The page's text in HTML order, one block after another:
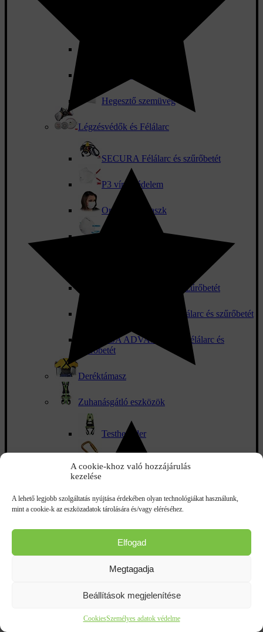
A cookie-khoz való hozzájárulás
kezelése
A lehető legjobb szolgáltatás nyújtása érdekében olyan technológiákat használunk,
mint a cookie-k az eszközadatok tárolására és/vagy eléréséhez.
Elfogad
Megtagadja
Beállítások megjelenítése
CookiesSzemélyes adatok védelme
Hegesztő és bőrkesztyű
Hegesztő szemüveg
Légzésvédők és Félálarc
SECURA Félálarc és szűrőbetét
P3 vírusvédelem
Orvosi szájmaszk
Légzőkészülékek
JSP MIDI Félálarc és szűrőbetét
JSP FILTERSPEC Félálarc és szűrőbetét
MSA ADVANTAGE Félálarc és
szűrőbetét
Deréktámasz
Zuhanásgátló eszközök
Testheveder
Önvisszahúzó zuhanásgátlók
Zuhanásgátló kötél
MSA gázdetektorok